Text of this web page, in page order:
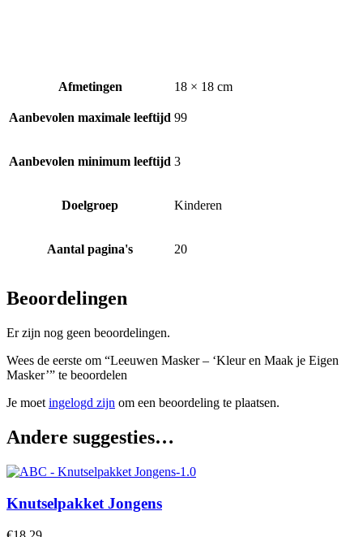
Afmetingen 18 × 18 cm
Aanbevolen maximale leeftijd 99
Aanbevolen minimum leeftijd 3
Doelgroep Kinderen
Aantal pagina's 20
Beoordelingen
Er zijn nog geen beoordelingen.
Wees de eerste om “Leeuwen Masker – ‘Kleur en Maak je Eigen
Masker’” te beoordelen
Je moet ingelogd zijn om een beoordeling te plaatsen.
Andere suggesties…
Knutselpakket Jongens